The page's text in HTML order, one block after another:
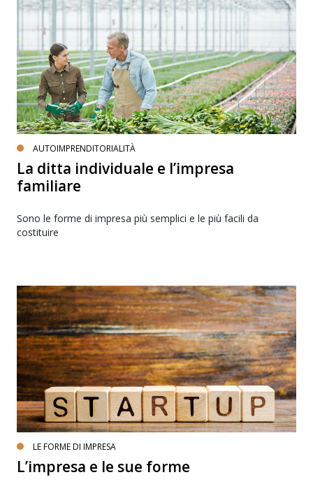
AUTOIMPRENDITORIALITÀ
La ditta individuale e l’impresa
familiare
Sono le forme di impresa più semplici e le più facili da
costituire
LE FORME DI IMPRESA
L’impresa e le sue forme